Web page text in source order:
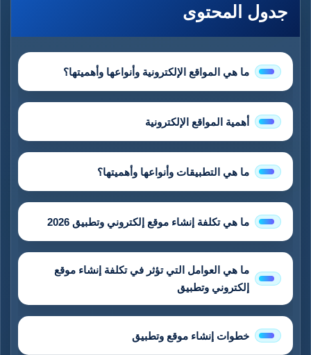
جدول المحتوى
ما هي المواقع الإلكترونية وأنواعها وأهميتها؟
أهمية المواقع الإلكترونية
ما هي التطبيقات وأنواعها وأهميتها؟
ما هي تكلفة إنشاء موقع إلكتروني وتطبيق 2026
ما هي العوامل التي تؤثر في تكلفة إنشاء موقع
إلكتروني وتطبيق
خطوات إنشاء موقع وتطبيق